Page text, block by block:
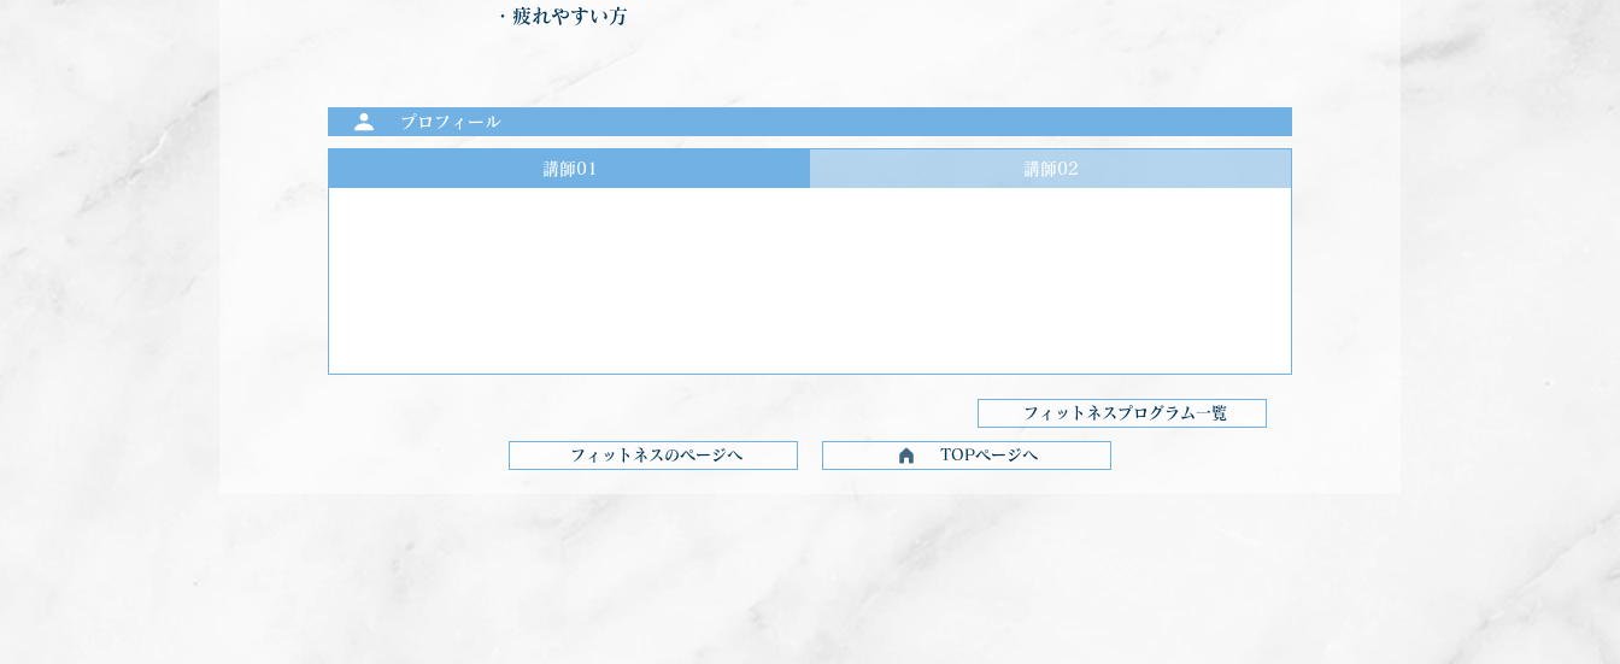
・疲れやすい方
プロフィール
講師01 講師02
フィットネスプログラム一覧
フィットネスのページへ TOPページへ